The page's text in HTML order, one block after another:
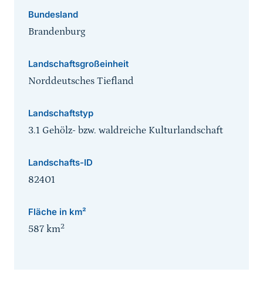
Bundesland
Brandenburg
Landschaftsgroßeinheit
Norddeutsches Tiefland
Landschaftstyp
3.1 Gehölz- bzw. waldreiche Kulturlandschaft
Landschafts-ID
82401
Fläche in km²
587 km2